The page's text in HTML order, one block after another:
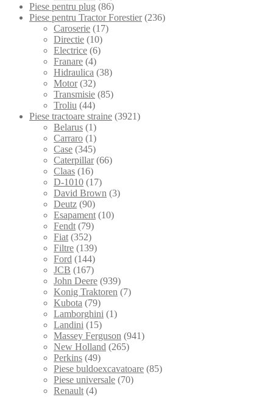
Piese pentru plug (86)
Piese pentru Tractor Forestier (236)
Caroserie (17)
Directie (10)
Electrice (6)
Franare (4)
Hidraulica (38)
Motor (32)
Transmisie (85)
Troliu (44)
Piese tractoare straine (3921)
Belarus (1)
Carraro (1)
Case (345)
Caterpillar (66)
Claas (16)
D-1010 (17)
David Brown (3)
Deutz (90)
Esapament (10)
Fendt (79)
Fiat (352)
Filtre (139)
Ford (144)
JCB (167)
John Deere (939)
Konig Traktoren (7)
Kubota (79)
Lamborghini (1)
Landini (15)
Massey Ferguson (941)
New Holland (265)
Perkins (49)
Piese buldoexcavatoare (85)
Piese universale (70)
Renault (4)